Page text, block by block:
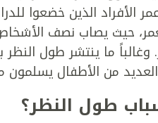
الأفراد الذين خضعوا
حيث يصاب نصف
ما ينتشر طول النظر
من الأطفال يسلمون
طول النظر؟